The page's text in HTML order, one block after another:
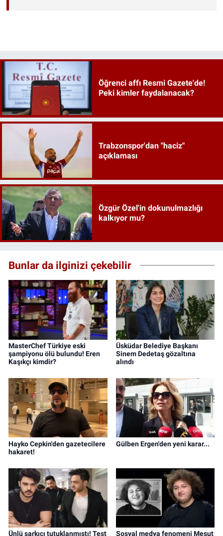
Öğrenci affı Resmi Gazete'de!
Peki kimler faydalanacak?
Trabzonspor'dan "haciz"
açıklaması
Özgür Özel'in dokunulmazlığı
kalkıyor mu?
Bunlar da ilginizi çekebilir
MasterChef Türkiye eski
şampiyonu ölü bulundu! Eren
Kaşıkçı kimdir?
Üsküdar Belediye Başkanı
Sinem Dedetaş gözaltına
alındı
Hayko Cepkin'den gazetecilere
hakaret!
Gülben Ergen'den yeni karar...
Ünlü şarkıcı tutuklanmıştı! Test Sosyal medya fenomeni Mesut